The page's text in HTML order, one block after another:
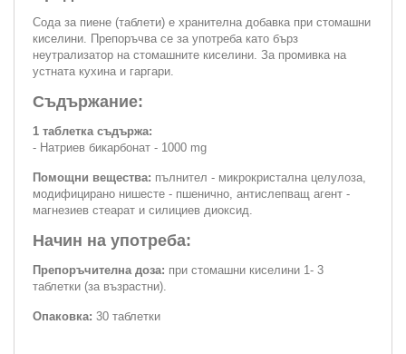
Сода за пиене (таблети) е хранителна добавка при стомашни
киселини. Препоръчва се за употреба като бърз
неутрализатор на стомашните киселини. За промивка на
устната кухина и гаргари.
Съдържание:
1 таблетка съдържа:
- Натриев бикарбонат - 1000 mg
Помощни вещества: пълнител - микрокристална целулоза,
модифицирано нишесте - пшенично, антислепващ агент -
магнезиев стеарат и силициев диоксид.
Начин на употреба:
Препоръчителна доза: при стомашни киселини 1- 3
таблетки (за възрастни).
Опаковка: 30 таблетки